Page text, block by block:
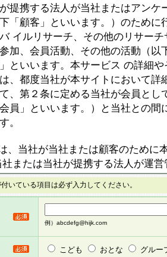
提携する法人が当社またはアンケ
「顧客」といいます。）のために
イルリサーチ、その他のリサー
加、会員活動、その他の活動（以
」といいます。本サービス の詳細
、都度当社が本サイトにおいて詳
、第２条に定める当社が会員とし
員」といいます。）と当社との間
。
、当社が当社または顧客のために
または当社が提携する法人が運
イト」といいます。）上に本サー
員がアンケー ト調査に回答する
を当社が集計・分析その他の利用を
なお、本サービスは、それぞれの目
ービスの依頼を行うこともあり、
対して本サービスの依頼をすると
いている項目は必ず入力してください。
例）abcdefg@hijk.com
こども おとな グルー